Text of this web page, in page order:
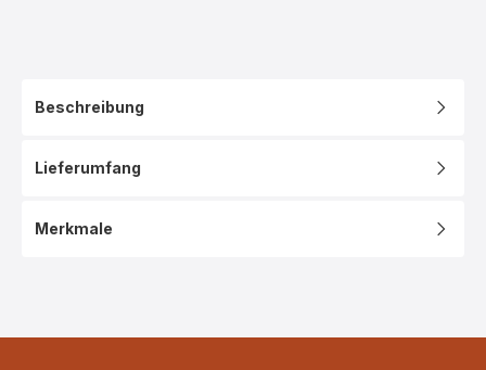
Beschreibung
Lieferumfang
Merkmale